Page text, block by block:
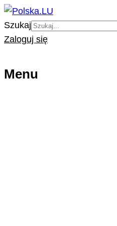
Szukaj
Zaloguj się
Menu